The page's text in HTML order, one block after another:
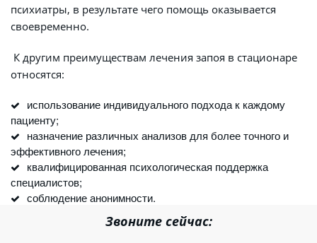
психиатры, в результате чего помощь оказывается
своевременно.
относятся:
использование индивидуального подхода к каждому
пациенту;
назначение различных анализов для более точного и
эффективного лечения;
квалифицированная психологическая поддержка
специалистов;
соблюдение анонимности.
Звоните сейчас: